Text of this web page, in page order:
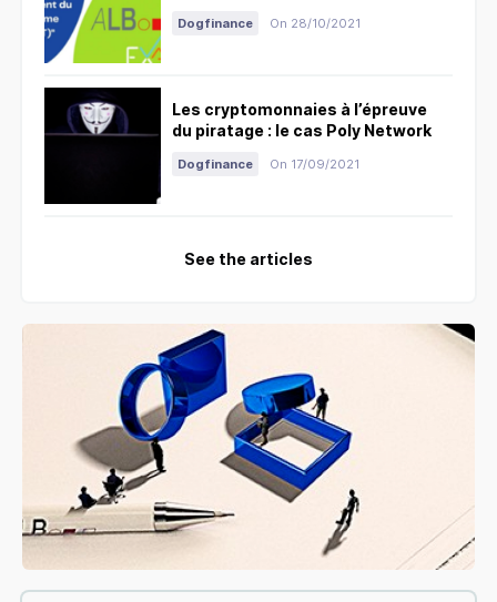
Dogfinance On 28/10/2021
Les cryptomonnaies à l’épreuve
du piratage : le cas Poly Network
Dogfinance On 17/09/2021
See the articles